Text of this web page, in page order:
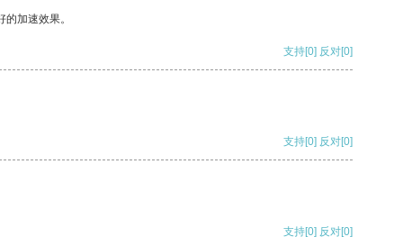
加速效果。
支持[0] 反对[0]
支持[0] 反对[0]
支持[0] 反对[0]